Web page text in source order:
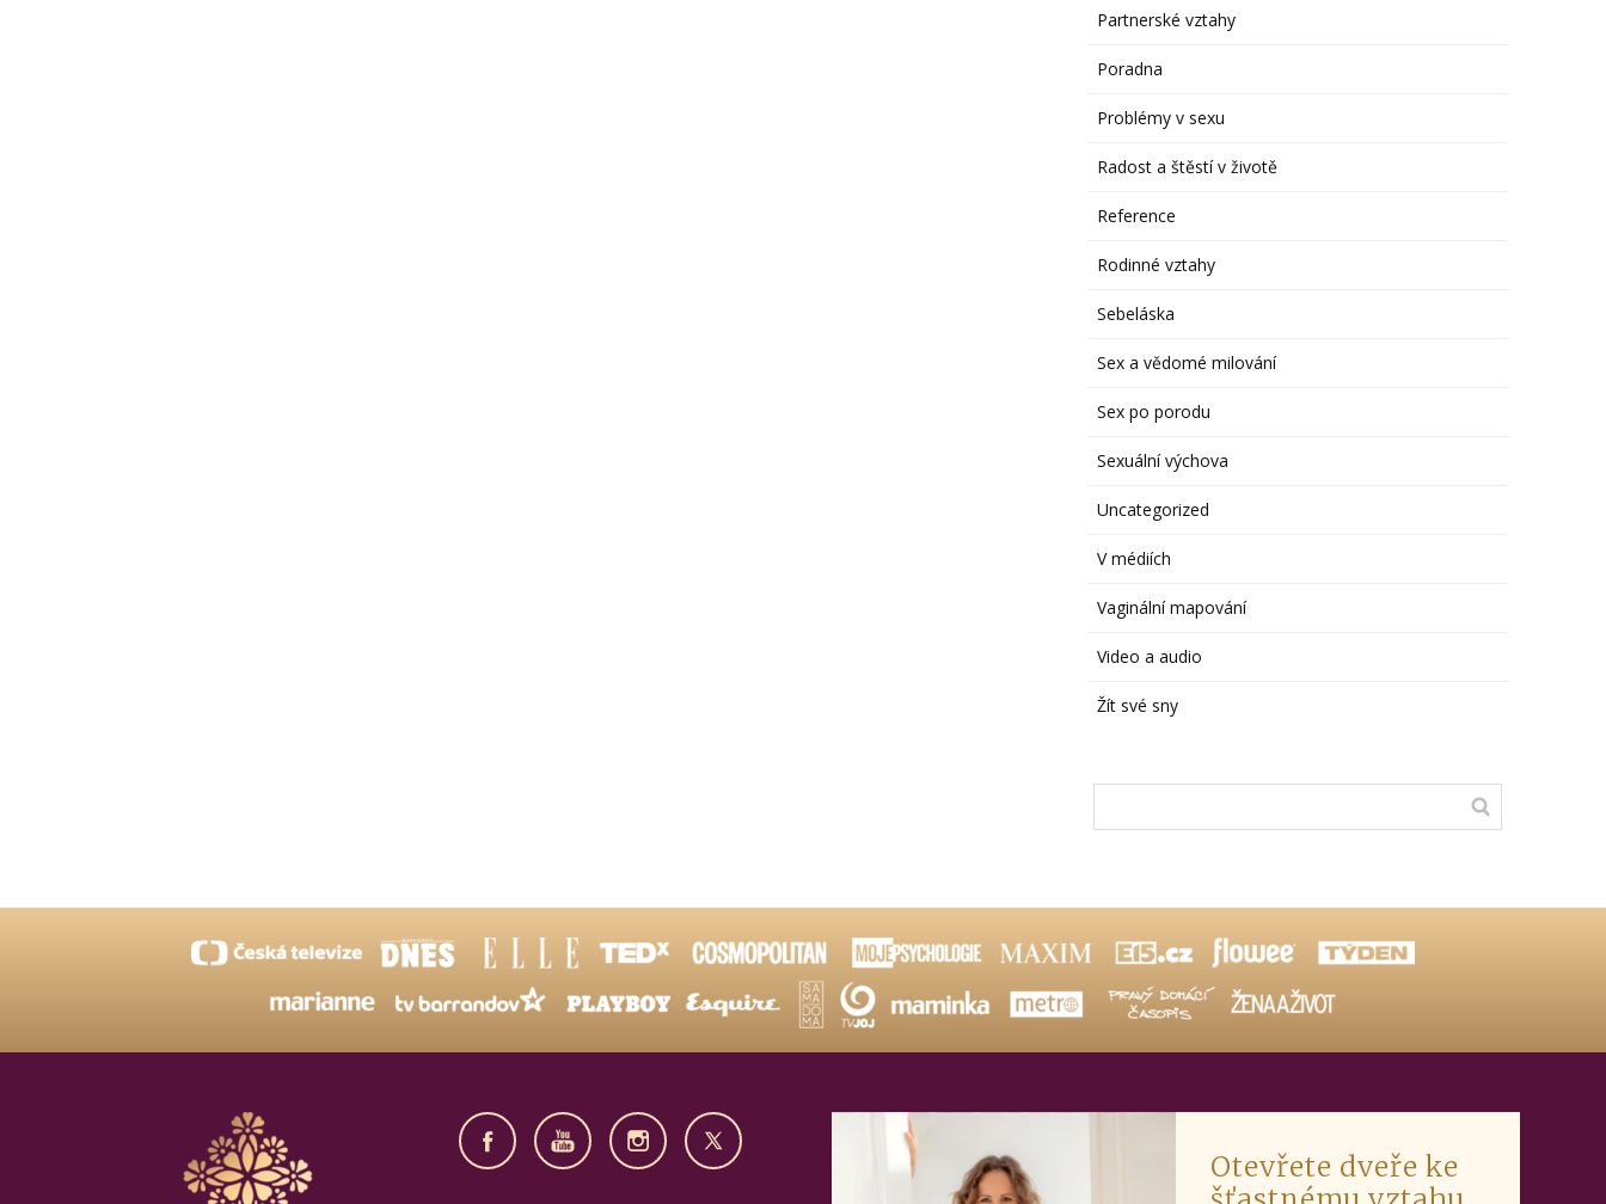
Partnerské vztahy
Poradna
Problémy v sexu
Radost a štěstí v životě
Reference
Rodinné vztahy
Sebeláska
Sex a vědomé milování
Sex po porodu
Sexuální výchova
Uncategorized
V médiích
Vaginální mapování
Video a audio
Žít své sny
Otevřete dveře ke